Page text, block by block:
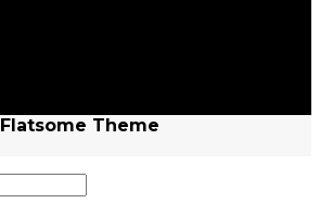
Flatsome Theme